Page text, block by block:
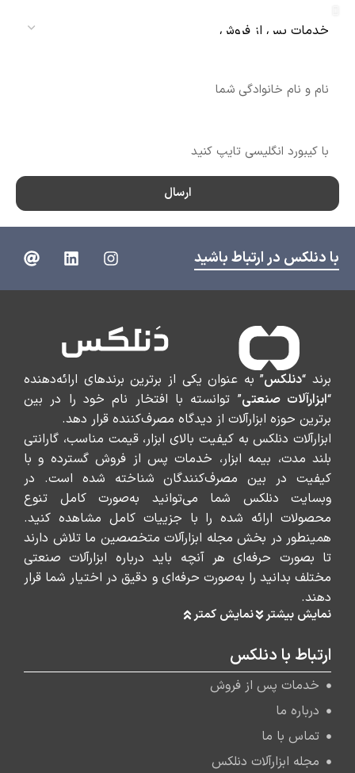
ارسال
با دنلکس در ارتباط باشید
برند “دنلکس” به عنوان یکی از برترین برندهای ارائه‌دهنده
“ابزارآلات صنعتی” توانسته با افتخار نام خود را در بین
برترین حوزه ابزارآلات از دیدگاه مصرف‌کننده قرار دهد.
ابزارآلات دنلکس به کیفیت بالای ابزار، قیمت مناسب، گارانتی
بلند مدت، بیمه ابزار، خدمات پس از فروش گسترده و با
کیفیت در بین مصرف‌کنندگان شناخته شده است. در
وبسایت دنلکس شما می‌توانید به‌صورت کامل تنوع
محصولات ارائه شده را با جزییات کامل مشاهده کنید.
همینطور در بخش مجله ابزارآلات متخصصین ما تلاش دارند
تا بصورت حرفه‌ای هر آنچه باید درباره ابزارآلات صنعتی
مختلف بدانید را به‌صورت حرفه‌ای و دقیق در اختیار شما قرار
دهند.
نمایش بیشتر نمایش کمتر
ارتباط با دنلکس
خدمات پس از فروش
درباره ما
تماس با ما
مجله ابزارآلات دنلکس